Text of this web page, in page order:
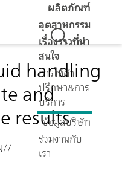
ผลิตภัณฑ์
อุตสาหกรรม
เรื่องราวที่น่า
สนใจ
การให้คำ
ปรึกษา&การ
บริการ
ข้อมูลบริษัท
ร่วมงานกับ
เรา
handling
and
results
//